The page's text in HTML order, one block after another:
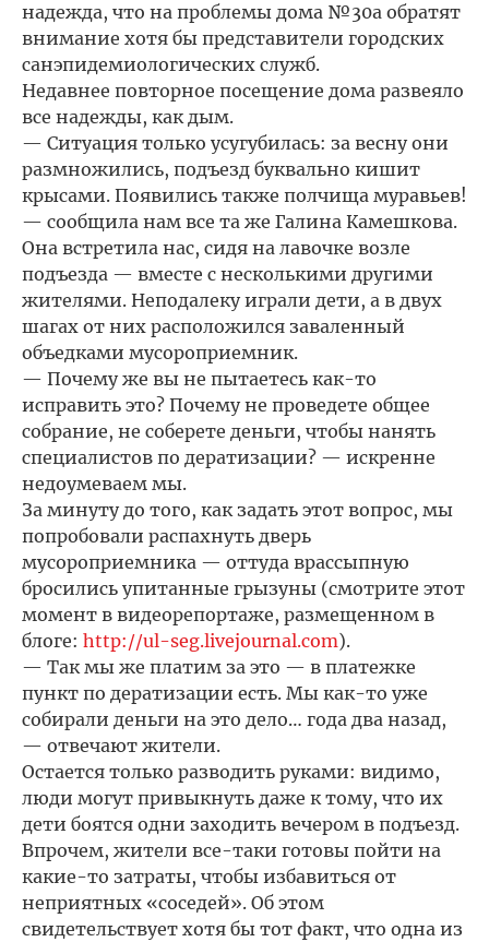
надежда, что на проблемы дома №30а обратят
внимание хотя бы представители городских
санэпидемиологических служб.
Недавнее повторное посещение дома развеяло
все надежды, как дым.
— Ситуация только усугубилась: за весну они
размножились, подъезд буквально кишит
крысами. Появились также полчища муравьев!
— сообщила нам все та же Галина Камешкова.
Она встретила нас, сидя на лавочке возле
подъезда — вместе с несколькими другими
жителями. Неподалеку играли дети, а в двух
шагах от них расположился заваленный
объедками мусороприемник.
— Почему же вы не пытаетесь как-то
исправить это? Почему не проведете общее
собрание, не соберете деньги, чтобы нанять
специалистов по дератизации? — искренне
недоумеваем мы.
За минуту до того, как задать этот вопрос, мы
попробовали распахнуть дверь
мусороприемника — оттуда врассыпную
бросились упитанные грызуны (смотрите этот
момент в видеорепортаже, размещенном в
блоге: http://ul-seg.livejournal.com).
— Так мы же платим за это — в платежке
пункт по дератизации есть. Мы как-то уже
собирали деньги на это дело… года два назад,
— отвечают жители.
Остается только разводить руками: видимо,
люди могут привыкнуть даже к тому, что их
дети боятся одни заходить вечером в подъезд.
Впрочем, жители все-таки готовы пойти на
какие-то затраты, чтобы избавиться от
неприятных «соседей». Об этом
свидетельствует хотя бы тот факт, что одна из